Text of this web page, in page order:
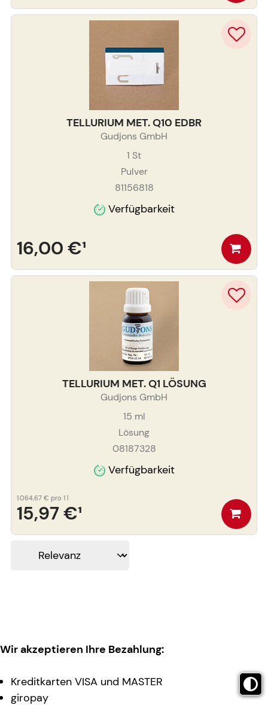
TELLURIUM MET. Q10 EDBR
Gudjons GmbH
1 St
Pulver
81156818
Verfügbarkeit
16,00 €¹
TELLURIUM MET. Q1 LÖSUNG
Gudjons GmbH
15 ml
Lösung
08187328
Verfügbarkeit
15,97 €¹
1.064,67 € pro 1 l
Wir akzeptieren Ihre Bezahlung:
Kreditkarten VISA und MASTER
giropay